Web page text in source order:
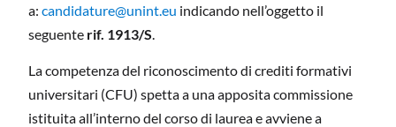
a: candidature@unint.eu indicando nell’oggetto il
seguente rif. 1913/S
La competenza del riconoscimento di crediti formativi
universitari (CFU) spetta a una apposita commissione
istituita all’interno del corso di laurea e avviene a